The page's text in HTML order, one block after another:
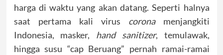
harga di waktu yang akan datang. Seperti halnya
saat pertama kali virus coronamenjangkiti
Indonesia, masker, hand sanitizer, temulawak,
hingga susu “cap Beruang” pernah ramai-ramai